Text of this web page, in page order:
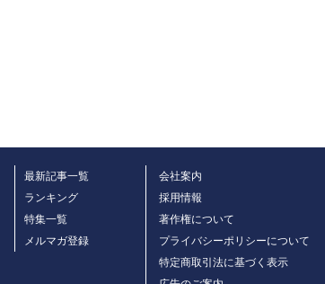
最新記事一覧
ランキング
特集一覧
メルマガ登録
会社案内
採用情報
著作権について
プライバシーポリシーについて
特定商取引法に基づく表示